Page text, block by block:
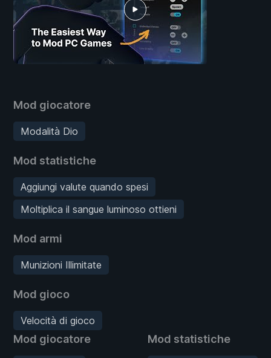
Mod giocatore
Modalità Dio
Mod statistiche
Aggiungi valute quando spesi
Moltiplica il sangue luminoso ottieni
Mod armi
Munizioni Illimitate
Mod gioco
Velocità di gioco
Mod giocatore Mod statistiche